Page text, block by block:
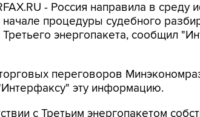
- Россия направила в среду
процедуры судебного
энергопакета, сообщил
переговоров
эту информацию.
с Третьим энергопакетом